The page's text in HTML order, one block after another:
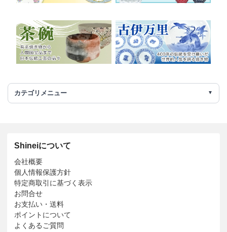
カテゴリメニュー
Shineiについて
会社概要
個人情報保護方針
特定商取引に基づく表示
お問合せ
お支払い・送料
ポイントについて
よくあるご質問